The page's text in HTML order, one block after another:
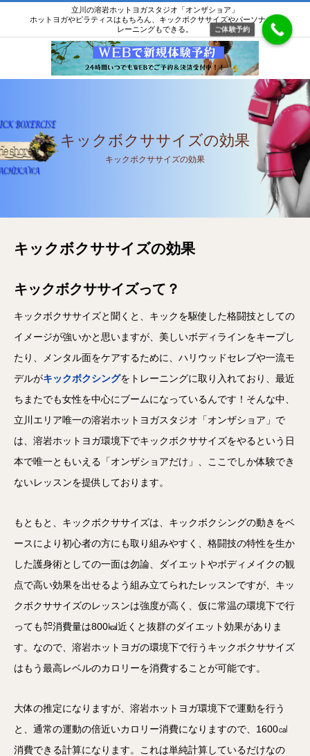
立川の溶岩ホットヨガスタジオ「オンザショア」
ホットヨガやピラティスはもちろん、キックボクササイズやパーソナルト
レーニングもできる。
キックボクササイズの効果
キックボクササイズの効果
キックボクササイズの効果
キックボクササイズって？
キックボクササイズと聞くと、キックを駆使した格闘技としての
イメージが強いかと思いますが、美しいボディラインをキープし
たり、メンタル面をケアするために、ハリウッドセレブや一流モ
デルがキックボクシングをトレーニングに取り入れており、最近
ちまたでも女性を中心にブームになっているんです！そんな中、
立川エリア唯一の溶岩ホットヨガスタジオ「オンザショア」で
は、溶岩ホットヨガ環境下でキックボクササイズをやるという日
本で唯一ともいえる「オンザショアだけ」、ここでしか体験でき
ないレッスンを提供しております。
もともと、キックボクササイズは、キックボクシングの動きをベ
ースにより初心者の方にも取り組みやすく、格闘技の特性を生か
した護身術としての一面は勿論、ダイエットやボディメイクの観
点で高い効果を出せるよう組み立てられたレッスンですが、キッ
クボクササイズのレッスンは強度が高く、仮に常温の環境下で行
っても㌍消費量は800㎉近くと抜群のダイエット効果がありま
す。なので、溶岩ホットヨガの環境下で行うキックボクササイズ
はもう最高レベルのカロリーを消費することが可能です。
大体の推定になりますが、溶岩ホットヨガ環境下で運動を行う
と、通常の運動の倍近いカロリー消費になりますので、1600㎈
消費できる計算になります。これは単純計算しているだけなの
ご体験予約